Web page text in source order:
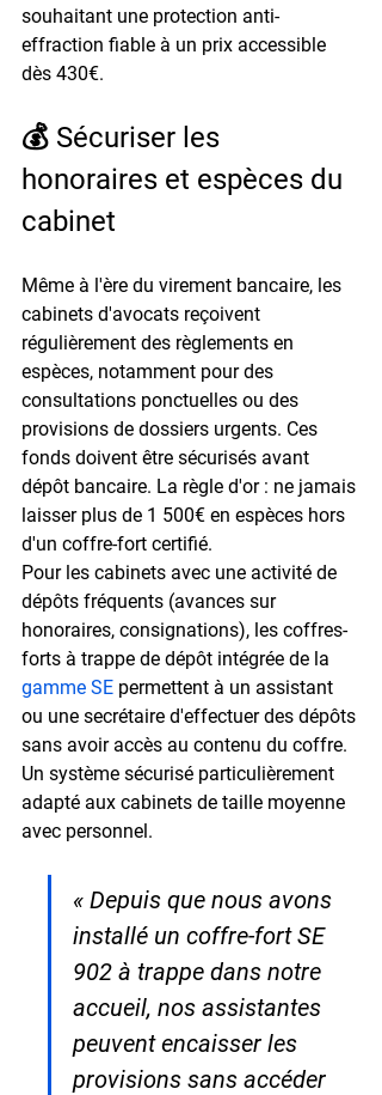
souhaitant une protection anti-
effraction fiable à un prix accessible
dès 430€.
💰 Sécuriser les
honoraires et espèces du
cabinet
Même à l'ère du virement bancaire, les
cabinets d'avocats reçoivent
régulièrement des règlements en
espèces, notamment pour des
consultations ponctuelles ou des
provisions de dossiers urgents. Ces
fonds doivent être sécurisés avant
dépôt bancaire. La règle d'or : ne jamais
laisser plus de 1 500€ en espèces hors
d'un coffre-fort certifié.
Pour les cabinets avec une activité de
dépôts fréquents (avances sur
honoraires, consignations), les coffres-
forts à trappe de dépôt intégrée de la
gamme SE permettent à un assistant
ou une secrétaire d'effectuer des dépôts
sans avoir accès au contenu du coffre.
Un système sécurisé particulièrement
adapté aux cabinets de taille moyenne
avec personnel.
« Depuis que nous avons
installé un coffre-fort SE
902 à trappe dans notre
accueil, nos assistantes
peuvent encaisser les
provisions sans accéder